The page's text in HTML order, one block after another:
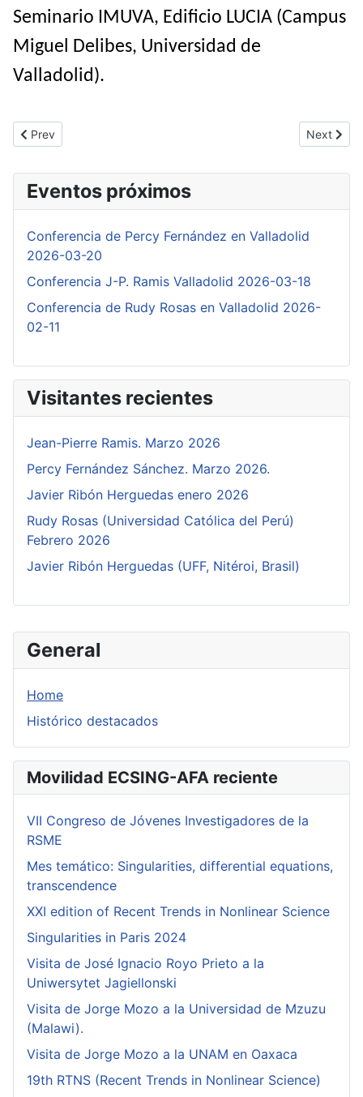
General
Home
Histórico destacados
Movilidad ECSING-AFA reciente
VII Congreso de Jóvenes Investigadores de la
RSME
Mes temático: Singularities, differential equations,
transcendence
XXI edition of Recent Trends in Nonlinear Science
Singularities in Paris 2024
Visita de José Ignacio Royo Prieto a la
Uniwersytet Jagiellonski
Visita de Jorge Mozo a la Universidad de Mzuzu
(Malawi).
Visita de Jorge Mozo a la UNAM en Oaxaca
19th RTNS (Recent Trends in Nonlinear Science)
Seminario IMUVA, Edificio LUCIA (Campus
Miguel Delibes, Universidad de
Valladolid).
Previous article: Conferencia de Percy Fernández en Valladolid
Prev Next
Next
Eventos próximos
Conferencia de Percy Fernández en Valladolid
2026-03-20
Conferencia J-P. Ramis Valladolid 2026-03-18
Conferencia de Rudy Rosas en Valladolid 2026-
02-11
Visitantes recientes
Jean-Pierre Ramis. Marzo 2026
Percy Fernández Sánchez. Marzo 2026.
Javier Ribón Herguedas enero 2026
Rudy Rosas (Universidad Católica del Perú)
Febrero 2026
Javier Ribón Herguedas (UFF, Nitéroi, Brasil)